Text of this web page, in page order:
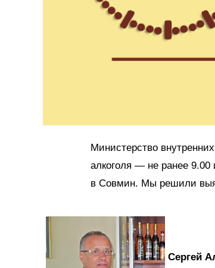
Министерство
алкоголя — не ранее 9.00
в Сов­мин. Мы решили
Сергей